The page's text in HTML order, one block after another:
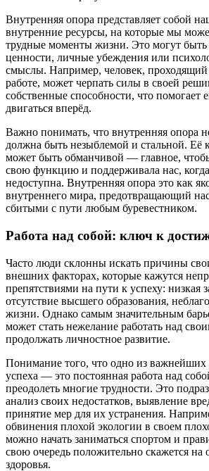
Внутренняя опора представляет собой
внутренние ресурсы, на которые мы
трудные моменты жизни. Это могут
ценности, личные убеждения или
смыслы. Например, человек, проходящий
работе, может черпать силы в своей
собственные способности, что помогает
двигаться вперёд.
Важно понимать, что внутренняя опора
должна быть незыблемой и стальной. Её
может быть обманчивой — главное,
свою функцию и поддерживала нас,
недоступна. Внутренняя опора это как
внутреннего мира, предотвращающий
сбитыми с пути любым буревестником.
Работа над собой: ключ к
Часто люди склонны искать причины
внешних факторах, которые кажутся
препятствиями на пути к успеху: низкая
отсутствие высшего образования,
жизни. Однако самым значительным
может стать нежелание работать над
продолжать личностное развитие.
Понимание того, что одно из важнейших
успеха — это постоянная работа над
преодолеть многие трудности. Это
анализ своих недостатков, выявление
принятие мер для их устранения.
обвинения плохой экологии в своем
можно начать заниматься спортом и
свою очередь положительно скажется на
здоровья.